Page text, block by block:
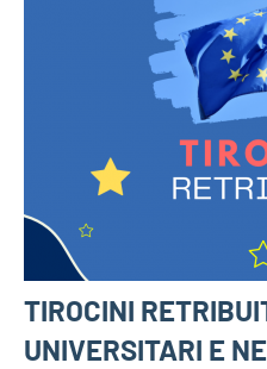
TIROCINI
UNIVERSITARI E